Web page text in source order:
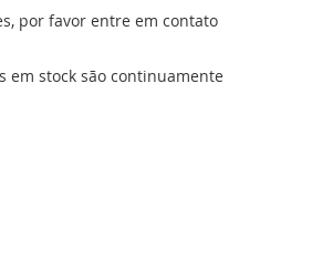
por favor entre em contato
em stock são continuamente